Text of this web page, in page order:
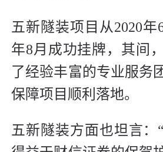
五新隧装项目从2020年
年8月成功挂牌，其间
了经验丰富的专业服务
保障项目顺利落地。
五新隧装方面也坦言：